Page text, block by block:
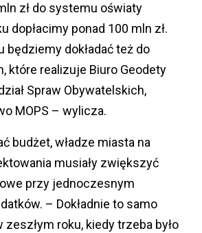
zł do systemu oświaty
dopłacimy ponad 100 mln zł.
będziemy dokładać też do
które realizuje Biuro Geodety
Spraw Obywatelskich,
MOPS – wylicza.
budżet, władze miasta na
musiały zwiększyć
przy jednoczesnym
– Dokładnie to samo
roku, kiedy trzeba było